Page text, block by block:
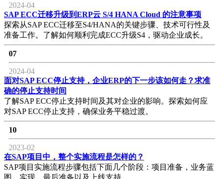
2024-04
SAP ECC迁移升级到ERP云 S/4 HANA Cloud 的注意事项
探索从SAP ECC迁移至S4/HANA的关键步骤、技术可行性及
准备工作。了解如何顺利完成ECC升级S4，驱动企业成长。
07
2024-04
面对SAP ECC停止支持，企业ERP的下一步该如何走？求准
确的停止支持时间
了解SAP ECC停止支持时间及其对企业的影响。探索如何应
对SAP ECC停止支持，确保业务平稳过渡。
10
2023-02
在SAP项目中，整个实施流程是怎样的？
SAP项目实施流程步骤包括下面几个阶段：项目准备，业务蓝
图，实现，最后准备以及上线支持。